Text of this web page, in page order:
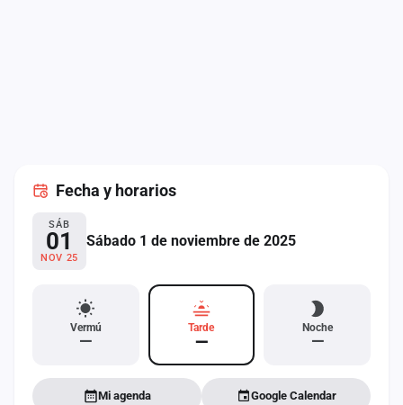
Fecha y horarios
SÁB
01
NOV 25
Sábado 1 de noviembre de 2025
Vermú
—
Tarde
—
Noche
—
Mi agenda Google Calendar
Administración
Contacto